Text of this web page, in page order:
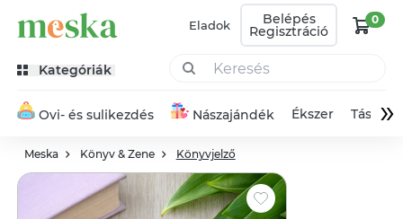
Eladok Belépés
Regisztráció
0
Kategóriák
Ovi- és sulikezdés Nászajándék Ékszer Táska»
Meska Könyv & Zene Könyvjelző